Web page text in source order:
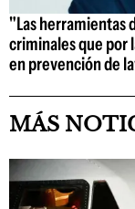
"Las herramientas
criminales que por
en prevención de
MÁS